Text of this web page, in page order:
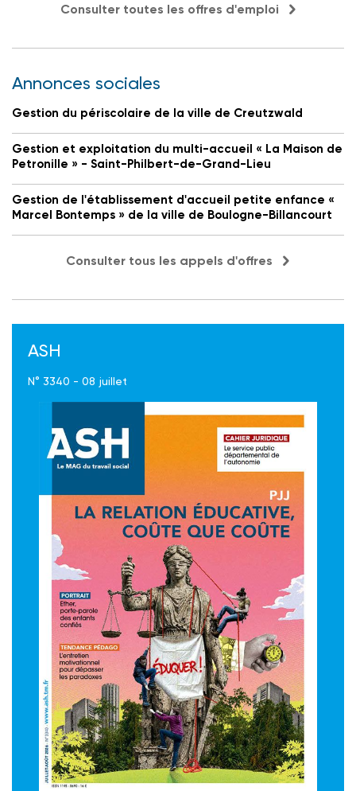
Consulter toutes les offres d'emploi
Annonces sociales
Gestion du périscolaire de la ville de Creutzwald
Gestion et exploitation du multi-accueil « La Maison de
Petronille » - Saint-Philbert-de-Grand-Lieu
Gestion de l'établissement d'accueil petite enfance «
Marcel Bontemps » de la ville de Boulogne-Billancourt
Consulter tous les appels d'offres
ASH
N° 3340 - 08 juillet